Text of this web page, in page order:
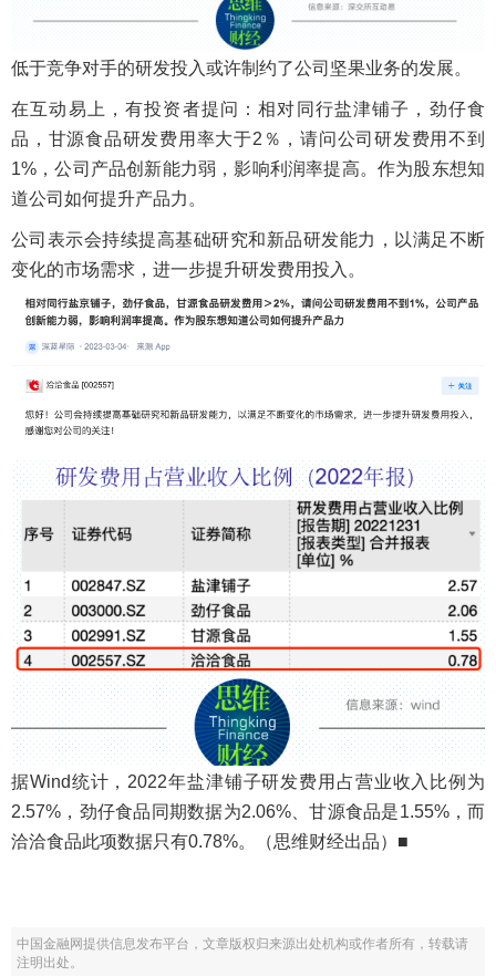
低于竞争对手的研发投入或许制约了公司坚果业务的发展。
在互动易上，有投资者提问：相对同行盐津铺子，劲仔食
品，甘源食品研发费用率大于2％，请问公司研发费用不到
1%，公司产品创新能力弱，影响利润率提高。作为股东想知
道公司如何提升产品力。
公司表示会持续提高基础研究和新品研发能力，以满足不断
变化的市场需求，进一步提升研发费用投入。
据Wind统计，2022年盐津铺子研发费用占营业收入比例为
2.57%，劲仔食品同期数据为2.06%、甘源食品是1.55%，而
洽洽食品此项数据只有0.78%。（思维财经出品）■
中国金融网提供信息发布平台，文章版权归来源出处机构或作者所有，转载请
注明出处。